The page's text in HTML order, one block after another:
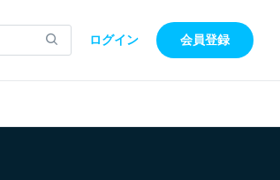
ログイン 会員登録